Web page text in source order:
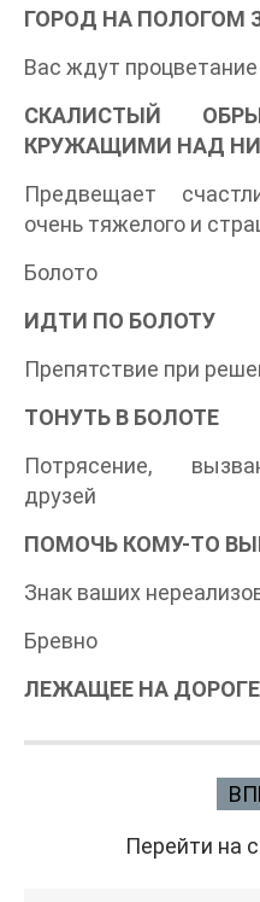
ГОРОД НА ПОЛОГОМ
Вас ждут
СКАЛИСТЫЙ
КРУЖАЩИМИ НАД
Предвещает
очень тяжелого и
Болото
ИДТИ ПО БОЛОТУ
Препятствие при
ТОНУТЬ В БОЛОТЕ
Потрясение,
друзей
ПОМОЧЬ КОМУ-ТО
Знак ваших
Бревно
ЛЕЖАЩЕЕ НА ДОРОГЕ
Перейти на